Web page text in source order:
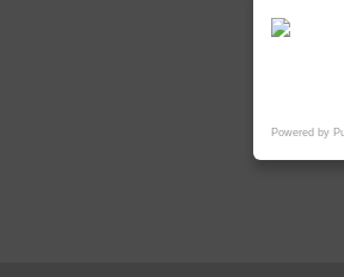
Powered by